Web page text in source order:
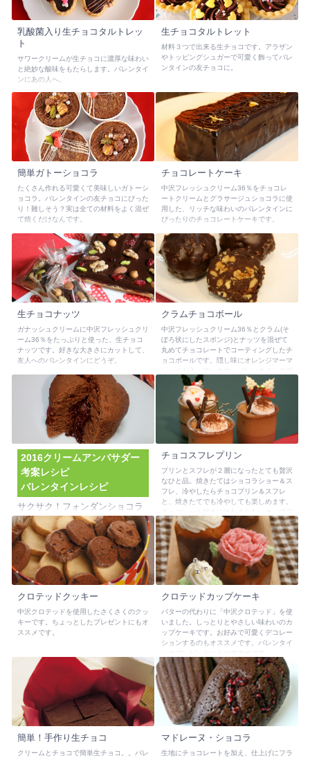
乳酸菌入り生チョコタルトレッ
ト
サワークリームが生チョコに濃厚な味わい
と絶妙な酸味をもたらします。バレンタイ
ンにあの人へ。
生チョコタルトレット
材料３つで出来る生チョコです。アラザン
やトッピングシュガーで可愛く飾ってバレ
ンタインの友チョコに。
簡単ガトーショコラ
たくさん作れる可愛くて美味しいガトーシ
ョコラ。バレンタインの友チョコにぴった
り！難しそう？実は全ての材料をよく混ぜ
て焼くだけなんです。
チョコレートケーキ
中沢フレッシュクリーム36％をチョコレ
ートクリームとグラサージュショコラに使
用した、リッチな味わいのバレンタインに
ぴったりのチョコレートケーキです。
生チョコナッツ
ガナッシュクリームに中沢フレッシュクリ
ーム36％をたっぷりと使った、生チョコ
ナッツです。好きな大きさにカットして、
友人へのバレンタインにどうぞ。
クラムチョコボール
中沢フレッシュクリーム36％とクラム(そ
ぼろ状にしたスポンジ)とナッツを混ぜて
丸めてチョコレートでコーティングしたチ
ョコボールです。隠し味にオレンジマーマ
レゼントにもおすすめです。
2016クリームアンバサダー
考案レシピ
バレンタインレシピ
サクサク！フォンダンショコラ
風カップケーキ
クッキー生地の配合をベースにしたココア
生地で、ガナッシュクリームを包んだカッ
プケーキです。バターの代わりに中沢クロ
テッドを使用しています。焼きたては、サ
クサクと香ばしく、２～３日おくとしっと
りした味わいが楽しめます。電子レンジに
30秒ほどかければ中のガナッシュクリー
バレンタインのプレゼントにもおすすめで
す。
チョコスフレプリン
プリンとスフレが２層になったとても贅沢
なひと品。焼きたてはショコラショー＆ス
フレ、冷やしたらチョコプリン＆スフレ
と、焼きたてでも冷やしても楽しめます。
チョコレート好きにはたまらないカップデ
ザートをクリスマスのおもてなしにいかが
ですか。
クロテッドクッキー
中沢クロテッドを使用したさくさくのクッ
キーです。ちょっとしたプレゼントにもオ
ススメです。
クロテッドカップケーキ
バターの代わりに「中沢クロテッド」を使
いました。しっとりとやさしい味わいのカ
ップケーキです。お好みで可愛くデコレー
ションするのもオススメです。バレンタイ
簡単！手作り生チョコ
クリームとチョコで簡単生チョコ。。バレ
マドレーヌ・ショコラ
生地にチョコレートを加え、仕上げにフラ